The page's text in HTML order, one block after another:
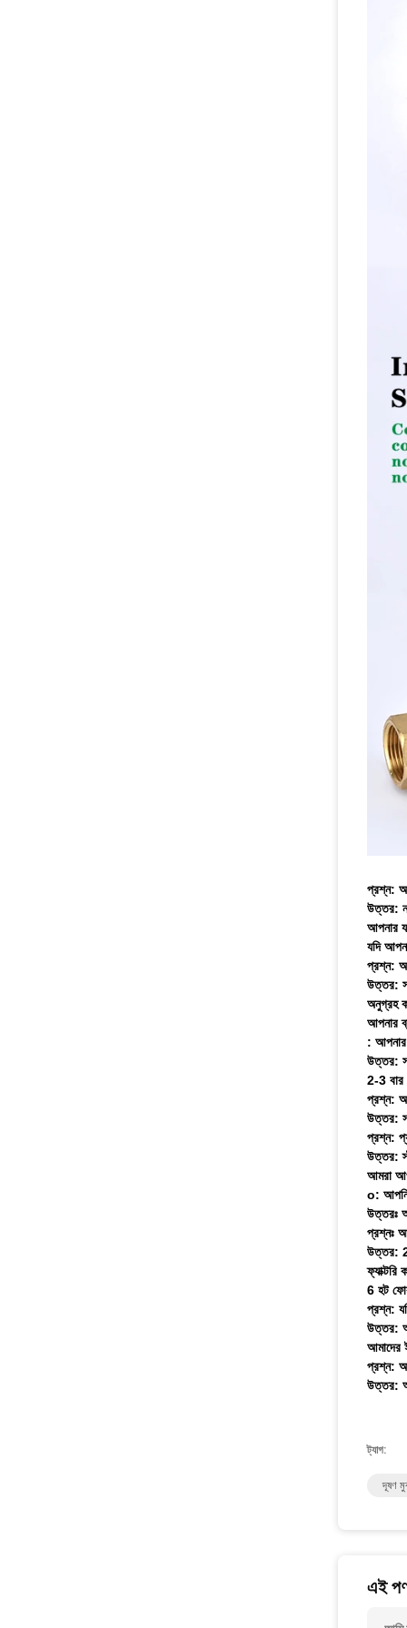
প্রশ্ন:
উত্তর:
আপনার
যদি
প্রশ্ন:
উত্তর:
অনুগ্রহ
আপনার
: আপনার
উত্তর:
2-3 বার
প্রশ্ন:
উত্তর:
প্রশ্ন:
উত্তর:
আমরা
o: আপনি
উত্তরঃ
প্রশ্নঃ
উত্তর:
6 হট
প্রশ্ন:
উত্তর:
আমাদের
প্রশ্ন:
উত্তর:
ট্যাগ:
দূষণ
এই